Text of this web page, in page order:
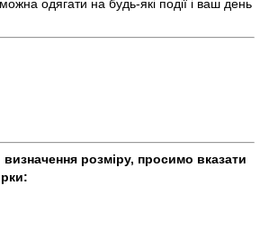
одягати на будь-які події і ваш день
розміру, просимо вказати